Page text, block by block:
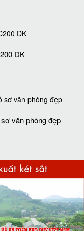
DK
văn phòng đẹp